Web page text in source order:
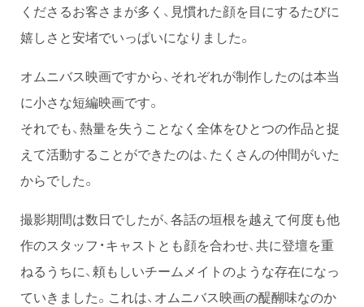
くださるお客さまが多く、見慣れた顔を目にするたびに
嬉しさと安堵でいっぱいになりました。
オムニバス映画ですから、それぞれが制作したのは本当
に小さな短編映画です。
それでも、熱量を失うことなく全体をひとつの作品と捉
えて活動することができたのは、たくさんの仲間がいた
からでした。
撮影期間は数日でしたが、各話の垣根を越えて何度も他
作のスタッフ・キャストとも顔を合わせ、共に登壇を重
ねるうちに、頼もしいチームメイトのような存在になっ
ていきました。これは、オムニバス映画の醍醐味なのか